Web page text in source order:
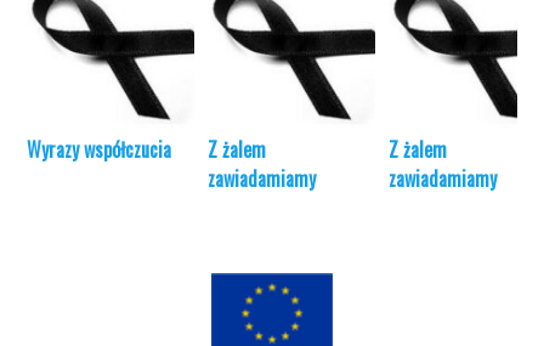
Wyrazy współczucia
Z żalem
zawiadamiamy
Z żalem
zawiadamiamy